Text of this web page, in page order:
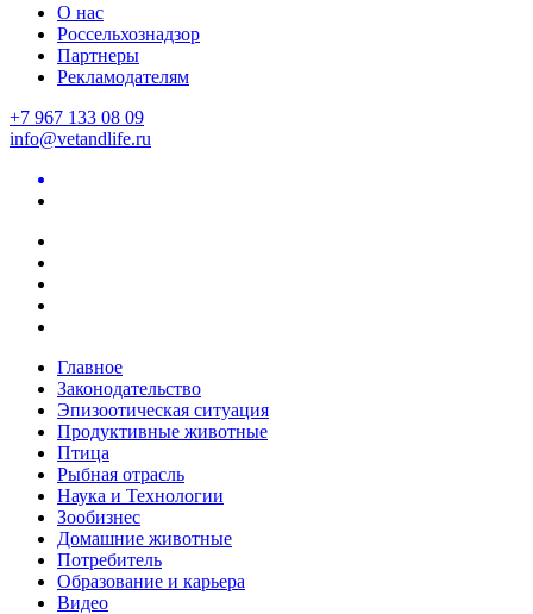
О нас
Россельхознадзор
Партнеры
Рекламодателям
+7 967 133 08 09
info@vetandlife.ru
Главное
Законодательство
Эпизоотическая ситуация
Продуктивные животные
Птица
Рыбная отрасль
Наука и Технологии
Зообизнес
Домашние животные
Потребитель
Образование и карьера
Видео